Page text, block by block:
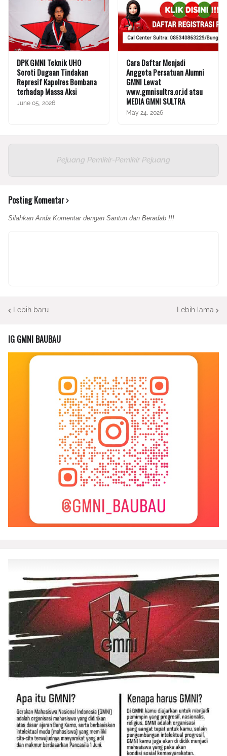
DPK GMNI Teknik UHO
Soroti Dugaan Tindakan
Represif Kapolres Bombana
terhadap Massa Aksi
June 05, 2026
Cara Daftar Menjadi
Anggota Persatuan Alumni
GMNI Lewat
www.gmnisultra.or.id atau
MEDIA GMNI SULTRA
May 24, 2026
Pejuang Pemikir-Pemikir Pejuang
Posting Komentar
Silahkan Anda Komentar dengan Santun dan Beradab !!!
Lebih baru Lebih lama
IG GMNI BAUBAU